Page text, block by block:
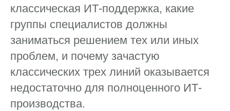
классическая ИТ-поддержка, какие
группы специалистов должны
заниматься решением тех или иных
проблем, и почему зачастую
классических трех линий оказывается
недостаточно для полноценного ИТ-
производства.